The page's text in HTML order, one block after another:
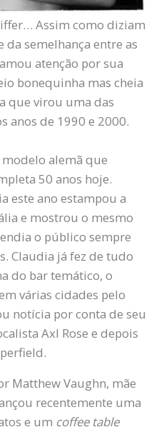
Assim como diziam
semelhança entre as
atenção por sua
bonequinha mas cheia
que virou uma das
anos de 1990 e 2000.
alemã que
50 anos hoje.
este ano estampou a
e mostrou o mesmo
o público sempre
Claudia já fez de tudo
do bar temático, o
várias cidades pelo
notícia por conta de seu
Axl Rose e depois
Matthew Vaughn, mãe
recentemente uma
e um coffee table